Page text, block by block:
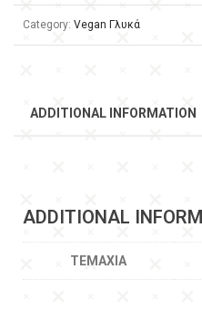
Category: Vegan Γλυκά
ADDITIONAL INFORMATION
ADDITIONAL
ΤΕΜΆΧΙΑ